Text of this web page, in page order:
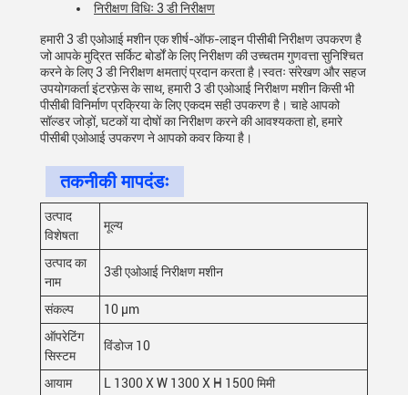
निरीक्षण विधिः 3 डी निरीक्षण
हमारी 3 डी एओआई मशीन एक शीर्ष-ऑफ-लाइन पीसीबी निरीक्षण उपकरण है
जो आपके मुद्रित सर्किट बोर्डों के लिए निरीक्षण की उच्चतम गुणवत्ता सुनिश्चित
करने के लिए 3 डी निरीक्षण क्षमताएं प्रदान करता है।स्वतः संरेखण और सहज
उपयोगकर्ता इंटरफ़ेस के साथ, हमारी 3 डी एओआई निरीक्षण मशीन किसी भी
पीसीबी विनिर्माण प्रक्रिया के लिए एकदम सही उपकरण है। चाहे आपको
सॉल्डर जोड़ों, घटकों या दोषों का निरीक्षण करने की आवश्यकता हो, हमारे
पीसीबी एओआई उपकरण ने आपको कवर किया है।
तकनीकी मापदंडः
उत्पाद
विशेषता
मूल्य
उत्पाद का
नाम
3डी एओआई निरीक्षण मशीन
संकल्प
10 μm
ऑपरेटिंग
सिस्टम
विंडोज 10
आयाम
L 1300 X W 1300 X H 1500 मिमी